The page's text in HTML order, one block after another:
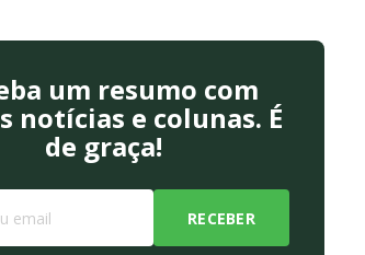
um resumo com
notícias e colunas. É
de graça!